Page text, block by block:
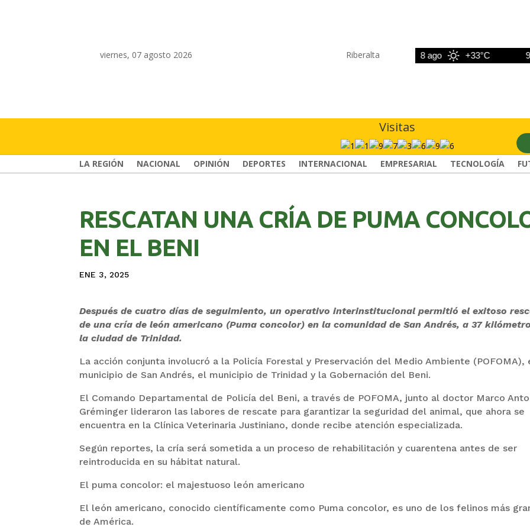
viernes, 07 agosto 2026 Riberalta
+33°C 8 ago +33°C 9 ago
Visitas
LA REGIÓN NACIONAL OPINIÓN DEPORTES INTERNACIONAL EMPRESARIAL TECNOLOGÍA
RESCATAN UNA CRÍA DE PUMA
EN EL BENI
ENE 3, 2025
Después de cuatro días de seguimiento, un operativo interinstitucional permitió el exitoso
de una cría de león americano (Puma concolor) en la comunidad de San Andrés, a 37
la ciudad de Trinidad.
La acción conjunta involucró a la Policía Forestal y Preservación del Medio Ambiente (POFOMA),
municipio de San Andrés, el municipio de Trinidad y la Gobernación del Beni.
El Comando Departamental de Policía del Beni, a través de POFOMA, junto al doctor Marco
Gréminger lideraron las labores de rescate para garantizar la seguridad del animal, que ahora se
encuentra en la Clínica Veterinaria Justiniano, donde recibe atención especializada.
Según reportes, la cría será sometida a un proceso de rehabilitación y cuarentena antes de ser
reintroducida en su hábitat natural.
El puma concolor: el majestuoso león americano
El león americano, conocido científicamente como Puma concolor, es uno de los felinos más
de América.